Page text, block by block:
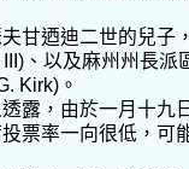
甘迺迪二世的兒子
、以及麻州州長派
Kirk)。
露，由於一月十九
票率一向很低，可